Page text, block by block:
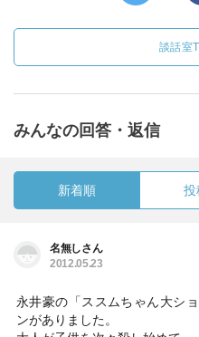
談話室
みんなの回答・返信
新着順 投
名無しさん
2012.05.23
永井豪の「ススムちゃん大シ
ンがありました。